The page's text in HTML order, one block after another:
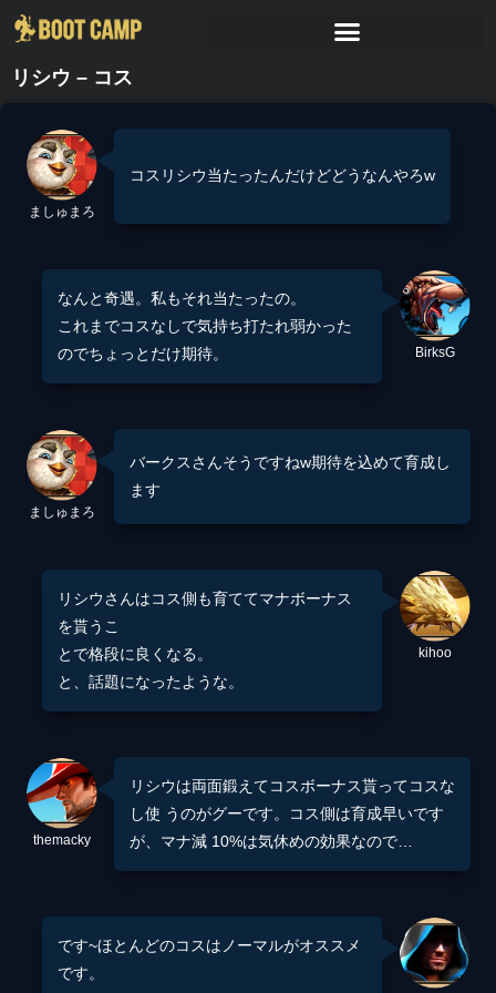
リシウ – コス
ましゅまろ
コスリシウ当たったんだけどどうなんやろw
BirksG
なんと奇遇。私もそれ当たったの。
これまでコスなしで気持ち打たれ弱かった
のでちょっとだけ期待。
ましゅまろ
バークスさんそうですねw期待を込めて育成し
ます
kihoo
リシウさんはコス側も育ててマナボーナス
を貰うこ
とで格段に良くなる。
と、話題になったような。
themacky
リシウは両面鍛えてコスボーナス貰ってコスな
し使 うのがグーです。コス側は育成早いです
が、マナ減 10%は気休めの効果なので…
です~ほとんどのコスはノーマルがオススメ
です。